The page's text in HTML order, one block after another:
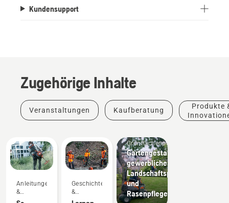
Kundensupport
Zugehörige Inhalte
Veranstaltungen Kaufberatung
Produkte
Anleitungen
&
Leitfäden
Geschichten
&
Inspiration
Grünflächenpflege
Gartengestaltungswerkzeuge,
gewerbliche
Landschaftspflegeausrüstung
und
Rasenpflegegeräte